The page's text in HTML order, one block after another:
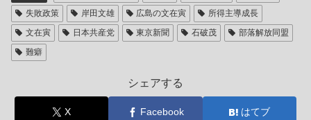
失敗政策
岸田文雄 広島の文在寅
所得主導成長
文在寅
日本共産党 東京新聞 石破茂
部落解放同盟
難癖
シェアする
X Facebook はてブ